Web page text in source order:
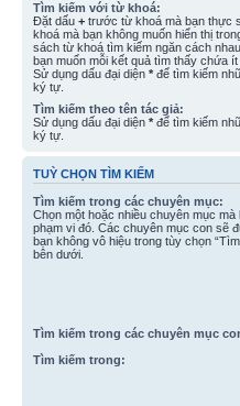
Tìm kiếm với từ khoá:
Đặt dấu + trước từ khoá mà bạn thực
khoá mà bạn không muốn hiển thị
sách từ khoá tìm kiếm ngăn cách
bạn muốn mỗi kết quả tìm thấy chứa
Sử dụng dấu đại diện * để tìm kiếm
ký tự.
Tìm kiếm theo tên tác giả:
Sử dụng dấu đại diện * để tìm kiếm
ký tự.
TUỲ CHỌN TÌM KIẾM
Tìm kiếm trong các chuyên mục:
Chọn một hoặc nhiều chuyên mục
phạm vi đó. Các chuyên mục con sẽ
bạn không vô hiệu trong tùy chọn
bên dưới.
Tìm kiếm trong các chuyên mục
Tìm kiếm trong: